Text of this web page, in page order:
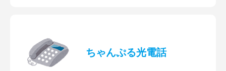
ちゃんぷる光電話